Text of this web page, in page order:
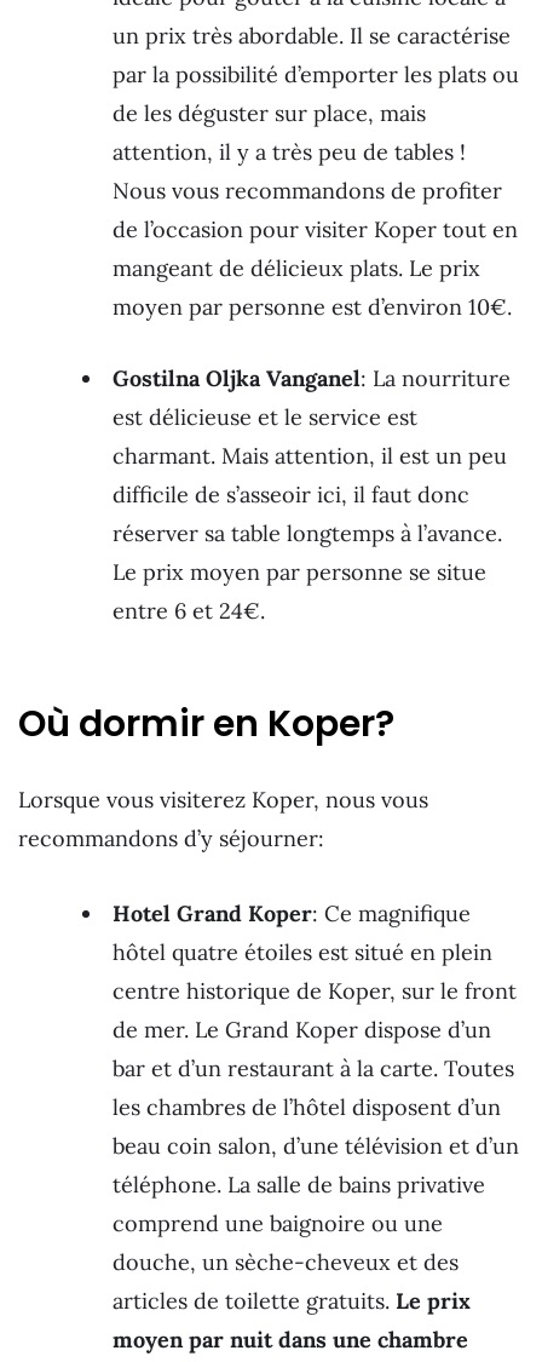
un prix très abordable. Il se caractérise
par la possibilité d’emporter les plats ou
de les déguster sur place, mais
attention, il y a très peu de tables !
Nous vous recommandons de profiter
de l’occasion pour visiter Koper tout en
mangeant de délicieux plats. Le prix
moyen par personne est d’environ 10€.
Gostilna Oljka Vanganel: La nourriture
est délicieuse et le service est
charmant. Mais attention, il est un peu
difficile de s’asseoir ici, il faut donc
réserver sa table longtemps à l’avance.
Le prix moyen par personne se situe
entre 6 et 24€.
Où dormir en Koper?
Lorsque vous visiterez Koper, nous vous
recommandons d’y séjourner:
Hotel Grand Koper: Ce magnifique
hôtel quatre étoiles est situé en plein
centre historique de Koper, sur le front
de mer. Le Grand Koper dispose d’un
bar et d’un restaurant à la carte. Toutes
les chambres de l’hôtel disposent d’un
beau coin salon, d’une télévision et d’un
téléphone. La salle de bains privative
comprend une baignoire ou une
douche, un sèche-cheveux et des
articles de toilette gratuits. Le prix
moyen par nuit dans une chambre